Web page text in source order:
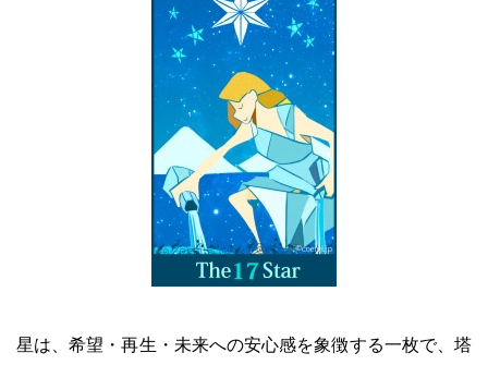
星は、希望・再生・未来への安心感を象徴する一枚で、塔